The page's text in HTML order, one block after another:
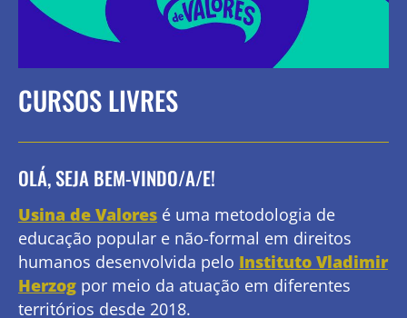
CURSOS LIVRES
OLÁ, SEJA BEM-VINDO/A/E!
Usina de Valores é uma metodologia de
educação popular e não-formal em direitos
humanos desenvolvida pelo Instituto Vladimir
Herzog por meio da atuação em diferentes
territórios desde 2018.